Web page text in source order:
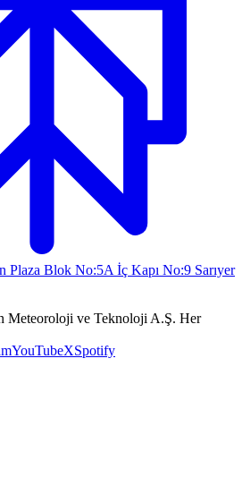
Plaza Blok No:5A İç Kapı No:9 Sarıyer
Meteoroloji ve Teknoloji A.Ş. Her
YouTubeXSpotify